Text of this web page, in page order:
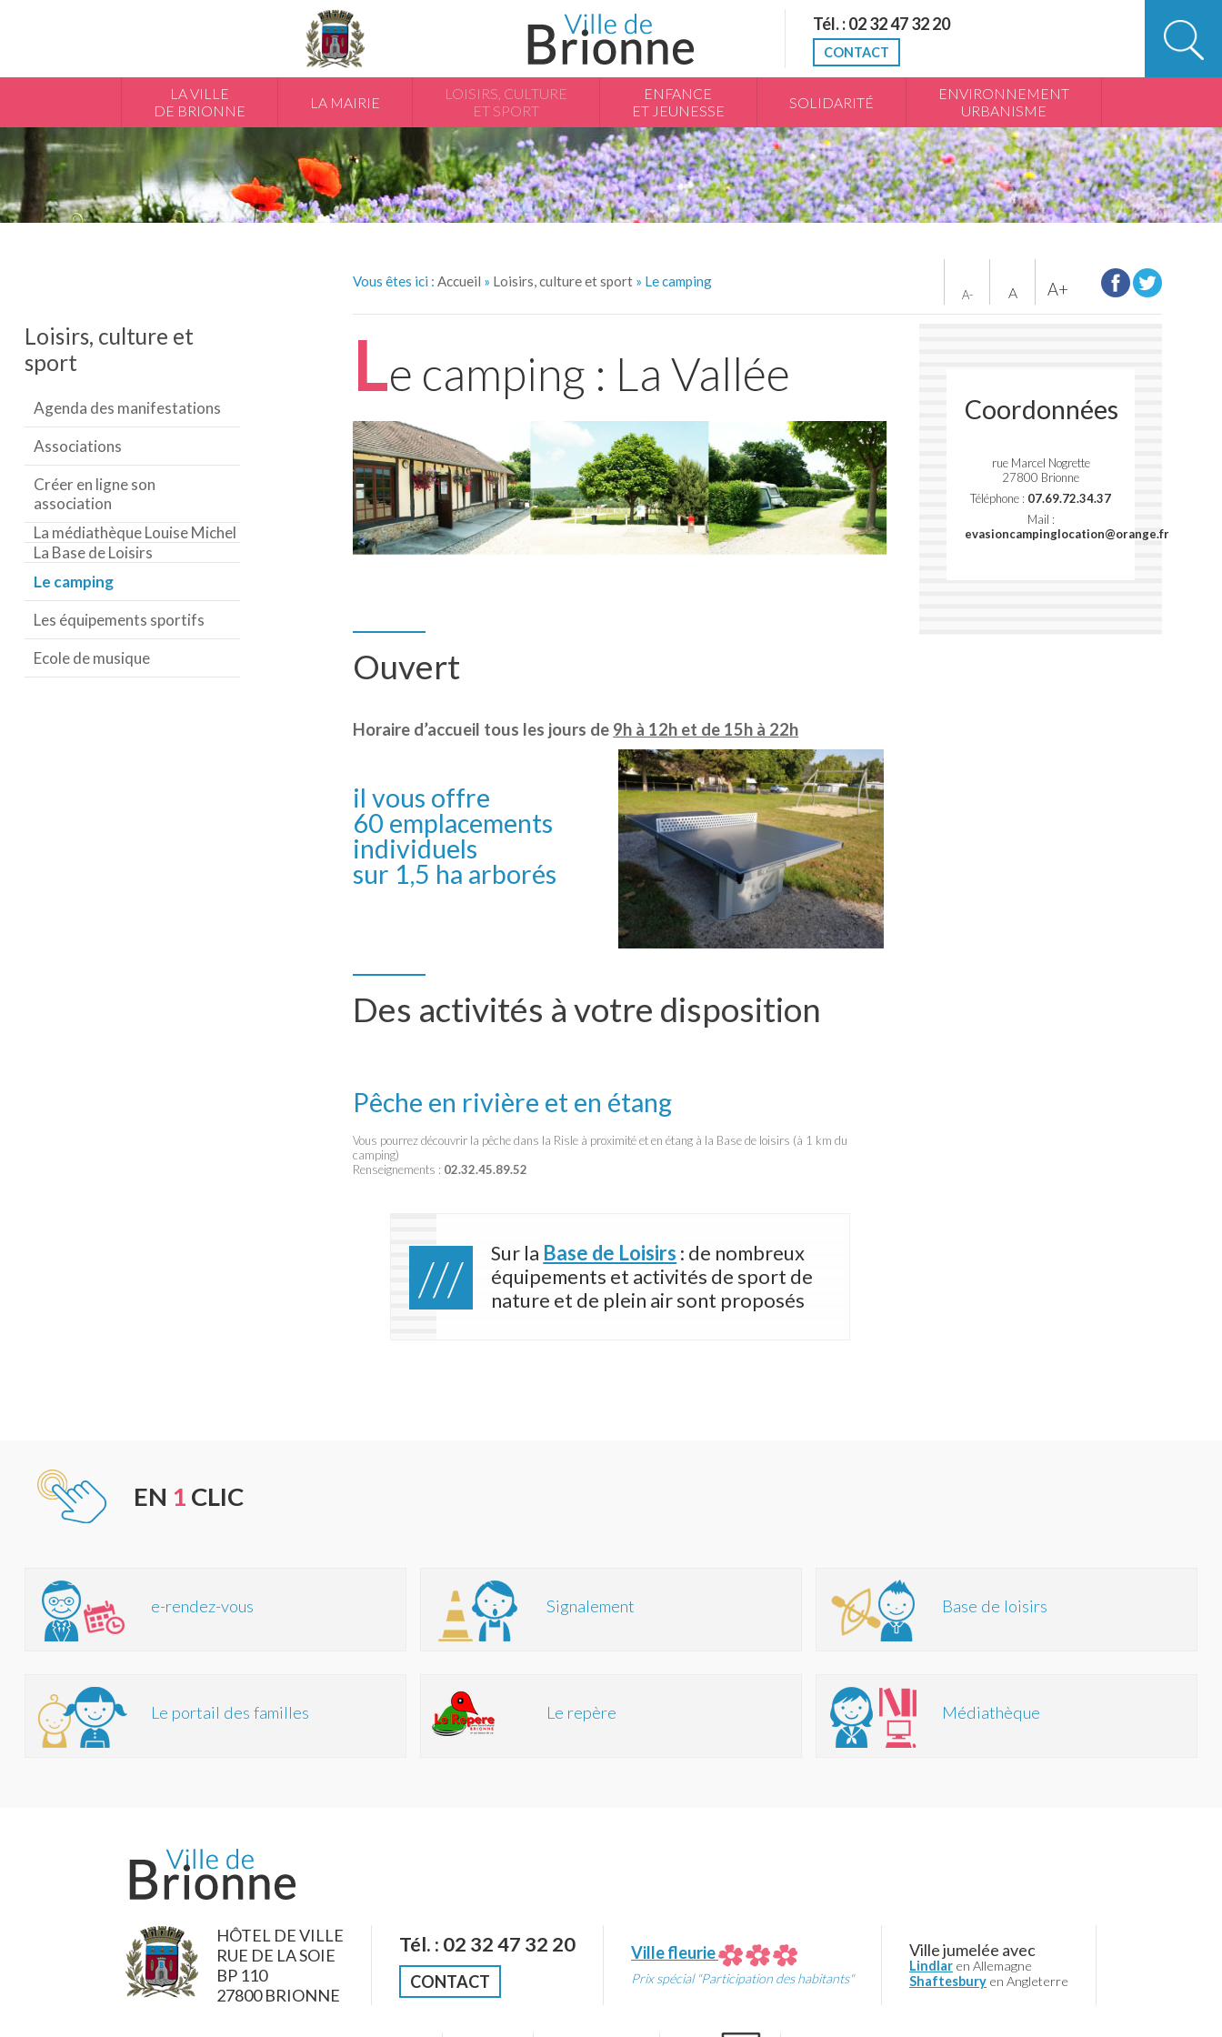
Tél. : 02 32 47 32 20
CONTACT
LA VILLE
DE BRIONNE
LA MAIRIE
LOISIRS, CULTURE
ET SPORT
ENFANCE
ET JEUNESSE
SOLIDARITÉ
ENVIRONNEMENT
URBANISME
Loisirs, culture et
sport
Agenda des manifestations
Associations
Créer en ligne son
association
La médiathèque Louise Michel
La Base de Loisirs
Le camping
Les équipements sportifs
Ecole de musique
Vous êtes ici :Accueil » Loisirs, culture et sport » Le camping A+
A
A-
Le camping : La Vallée
Ouvert
Horaire d’accueil tous les jours de 9h à 12h et de 15h à 22h
il vous offre
60 emplacements
individuels
sur 1,5 ha arborés
Des activités à votre disposition
Pêche en rivière et en étang
Vous pourrez découvrir la pêche dans la Risle à proximité et en étang à la Base de loisirs (à 1 km du
camping)
Renseignements : 02.32.45.89.52
Sur la Base de Loisirs : de nombreux
équipements et activités de sport de
nature et de plein air sont proposés
Coordonnées
rue Marcel Nogrette
27800 Brionne
Téléphone : 07.69.72.34.37
Mail :
evasioncampinglocation@orange.fr
EN 1 CLIC
e-rendez-vous
Le portail des familles
Signalement
Le repère
Base de loisirs
Médiathèque
HÔTEL DE VILLE
RUE DE LA SOIE
BP 110
27800 BRIONNE
Tél. : 02 32 47 32 20
CONTACT
Ville fleurie
Prix spécial "Participation des habitants"
Ville jumelée avec
Lindlar en Allemagne
Shaftesbury en Angleterre